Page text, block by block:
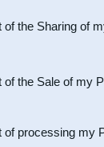
of the Sharing of
of the Sale of my
of processing my